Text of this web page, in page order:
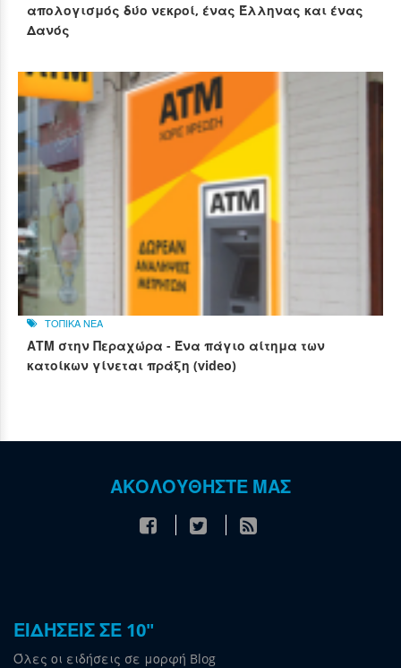
απολογισμός δύο νεκροί, ένας Έλληνας και ένας
Δανός
ΤΟΠΙΚΑ ΝΕΑ
ΑΤΜ στην Περαχώρα - Ένα πάγιο αίτημα των
κατοίκων γίνεται πράξη (video)
ΑΚΟΛΟΥΘΗΣΤΕ ΜΑΣ
ΕΙΔΗΣΕΙΣ ΣΕ 10"
Όλες οι ειδήσεις σε μορφή Blog